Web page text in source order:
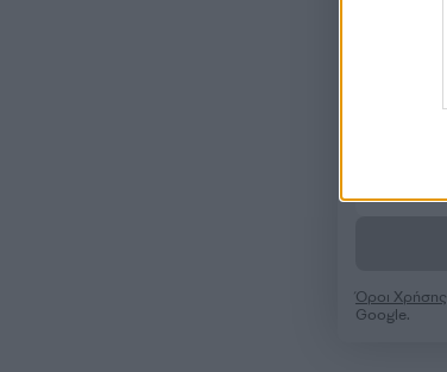
Όροι Χρήσης
Google.